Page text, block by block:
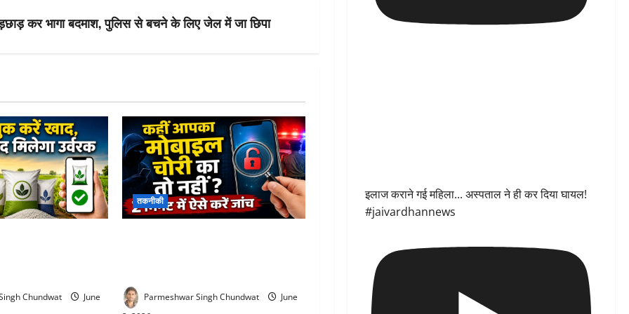
कर भागा बदमाश, पुलिस से बचने के लिए जेल में जा छिपा
Chundwat
June
तकनीकी
Parmeshwar Singh Chundwat
June
इलाज कराने गई महिला... अस्पताल ने ही कर दिया घायल!
#jaivardhannews